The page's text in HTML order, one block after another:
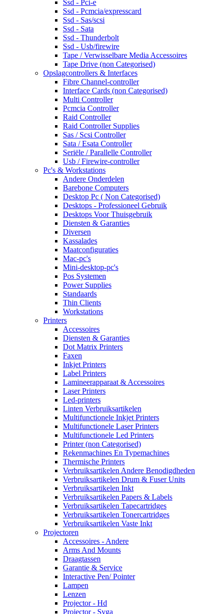
Ssd - Pci-e
Ssd - Pcmcia/expresscard
Ssd - Sas/scsi
Ssd - Sata
Ssd - Thunderbolt
Ssd - Usb/firewire
Tape / Verwisselbare Media Accessoires
Tape Drive (non Categorised)
Opslagcontrollers & Interfaces
Fibre Channel-controller
Interface Cards (non Categorised)
Multi Controller
Pcmcia Controller
Raid Controller
Raid Controller Supplies
Sas / Scsi Controller
Sata / Esata Controller
Seriële / Parallelle Controller
Usb / Firewire-controller
Pc's & Workstations
Andere Onderdelen
Barebone Computers
Desktop Pc ( Non Categorised)
Desktops - Professioneel Gebruik
Desktops Voor Thuisgebruik
Diensten & Garanties
Diversen
Kassalades
Maatconfiguraties
Mac-pc's
Mini-desktop-pc's
Pos Systemen
Power Supplies
Standaards
Thin Clients
Workstations
Printers
Accessoires
Diensten & Garanties
Dot Matrix Printers
Faxen
Inkjet Printers
Label Printers
Lamineerapparaat & Accessoires
Laser Printers
Led-printers
Linten Verbruiksartikelen
Multifunctionele Inkjet Printers
Multifunctionele Laser Printers
Multifunctionele Led Printers
Printer (non Categorised)
Rekenmachines En Typemachines
Thermische Printers
Verbruiksartikelen Andere Benodigdheden
Verbruiksartikelen Drum & Fuser Units
Verbruiksartikelen Inkt
Verbruiksartikelen Papers & Labels
Verbruiksartikelen Tapecartridges
Verbruiksartikelen Tonercartridges
Verbruiksartikelen Vaste Inkt
Projectoren
Accessoires - Andere
Arms And Mounts
Draagtassen
Garantie & Service
Interactive Pen/ Pointer
Lampen
Lenzen
Projector - Hd
Projector - Svga